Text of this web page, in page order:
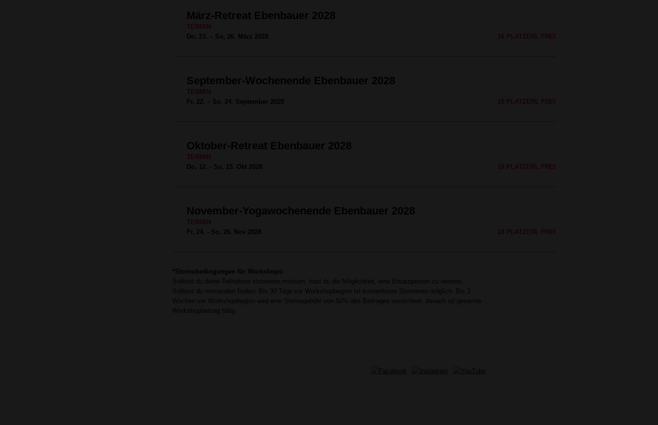
März-Retreat Ebenbauer 2028
TERMIN
Do, 23. – So, 26. März 2028
16 PLATZERL FREI
September-Wochenende Ebenbauer 2028
TERMIN
Fr, 22. – So, 24. September 2028
18 PLATZERL FREI
Oktober-Retreat Ebenbauer 2028
TERMIN
Do, 12. - So, 15. Okt 2028
18 PLATZERL FREI
November-Yogawochenende Ebenbauer 2028
TERMIN
Fr, 24. - So, 26. Nov 2028
18 PLATZERL FREI
*Stornobedingungen für Workshops:
Solltest du deine Teilnahme stornieren müssen, hast du die Möglichkeit, eine Ersatzperson zu nennen.
Solltest du niemanden finden: Bis 30 Tage vor Workshopbeginn ist kostenloses Stornieren möglich. Bis 2
Wochen vor Workshopbeginn wird eine Stornogebühr von 50% des Beitrages verrechnet, danach ist gesamte
Workshopbeitrag fällig.